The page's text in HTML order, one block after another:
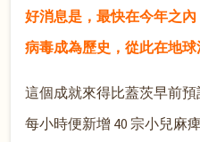
好消息是，最快在今年之
病毒成為歷史，從此在地球
這個成就來得比蓋茨早前預
每小時便新增 40 宗小兒麻